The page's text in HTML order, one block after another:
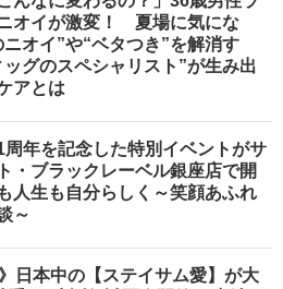
オイが激変！ 夏場に気にな
ニオイ”や“ベタつき”を解消す
ッグのスペシャリスト”が生み出
アとは
周年を記念した特別イベントがサ
・ブラックレーベル銀座店で開
生も自分らしく～笑顔あふれ
～
》日本中の【ステイサム愛】が大